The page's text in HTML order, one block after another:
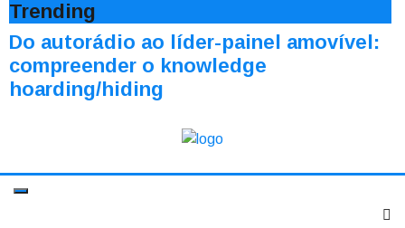
Trending
Do autorádio ao líder-painel amovível:
compreender o knowledge
hoarding/hiding